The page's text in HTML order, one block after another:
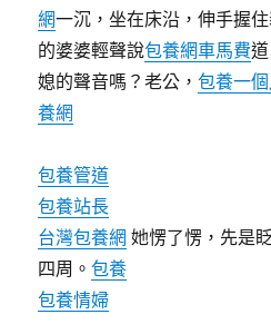
網一沉，坐在床沿，伸手握
的婆婆輕聲說包養網車馬費
媳的聲音嗎？老公，包養一
養網
包養管道
包養站長
台灣包養網 她愣了愣，先是
四周。包養
包養情婦